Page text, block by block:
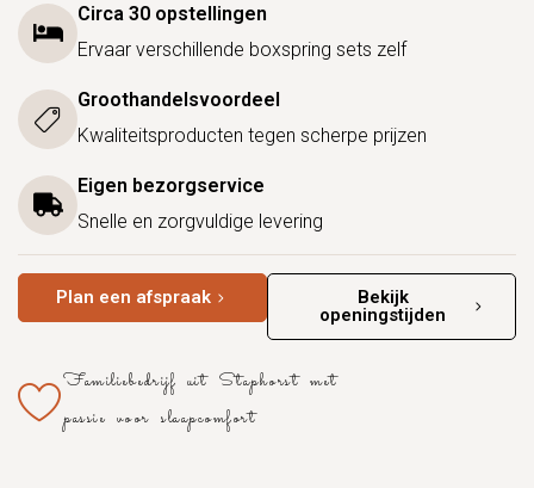
Circa 30 opstellingen
Ervaar verschillende boxspring sets zelf
Groothandelsvoordeel
Kwaliteitsproducten tegen scherpe prijzen
Eigen bezorgservice
Snelle en zorgvuldige levering
Plan een afspraak
Bekijk
openingstijden
Familiebedrijf uit Staphorst met
passie voor slaapcomfort